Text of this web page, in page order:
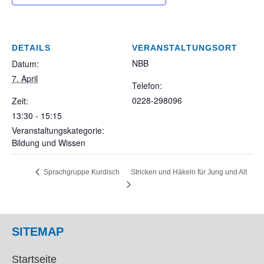
DETAILS
Datum:
7. April
Zeit:
13:30 - 15:15
Veranstaltungskategorie:
Bildung und Wissen
VERANSTALTUNGSORT
NBB
Telefon:
0228-298096
Sprachgruppe Kurdisch Stricken und Häkeln für Jung und Alt
SITEMAP
Startseite